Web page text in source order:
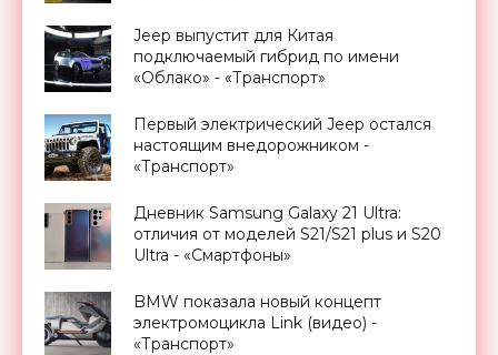
Jeep выпустит для Китая
подключаемый гибрид по имени
«Облако» - «Транспорт»
Первый электрический Jeep остался
настоящим внедорожником -
«Транспорт»
Дневник Samsung Galaxy 21 Ultra:
отличия от моделей S21/S21 plus и S20
Ultra - «Смартфоны»
BMW показала новый концепт
электромоцикла Link (видео) -
«Транспорт»